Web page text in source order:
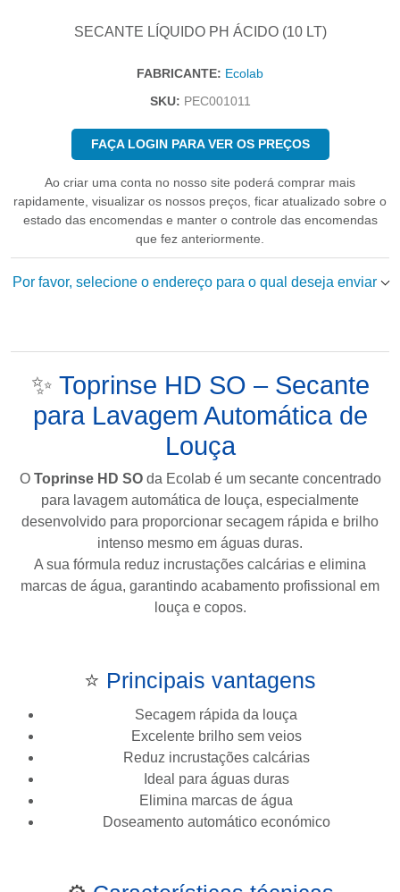
SECANTE LÍQUIDO PH ÁCIDO (10 LT)
FABRICANTE: Ecolab
SKU: PEC001011
FAÇA LOGIN PARA VER OS PREÇOS
Ao criar uma conta no nosso site poderá comprar mais
rapidamente, visualizar os nossos preços, ficar atualizado sobre o
estado das encomendas e manter o controle das encomendas
que fez anteriormente.
Por favor, selecione o endereço para o qual deseja enviar
✨ Toprinse HD SO – Secante
para Lavagem Automática de
Louça
O Toprinse HD SOda Ecolabé um secante concentrado
para lavagem automática de louça, especialmente
desenvolvido para proporcionar secagem rápida e brilho
intenso mesmo em águas duras.
A sua fórmula reduz incrustações calcárias e elimina
marcas de água, garantindo acabamento profissional em
louça e copos.
⭐ Principais vantagens
Secagem rápida da louça
Excelente brilho sem veios
Reduz incrustações calcárias
Ideal para águas duras
Elimina marcas de água
Doseamento automático económico